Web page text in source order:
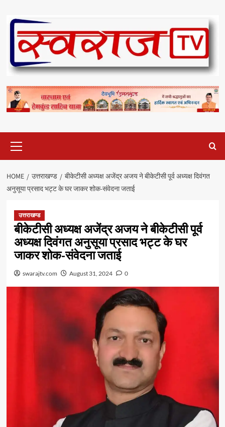
content
Menu
HOME उत्तराखण्ड
बीकेटीसी अध्यक्ष अजेंद्र अजय ने बीकेटीसी पूर्व अध्यक्ष दिवंगत
अनुसूया प्रसाद भट्ट के घर जाकर शोक-संवेदना जताई
उत्तराखण्ड
बीकेटीसी अध्यक्ष अजेंद्र अजय ने बीकेटीसी पूर्व
अध्यक्ष दिवंगत अनुसूया प्रसाद भट्ट के घर
जाकर शोक-संवेदना जताई
swarajtv.com August 31, 2024 0